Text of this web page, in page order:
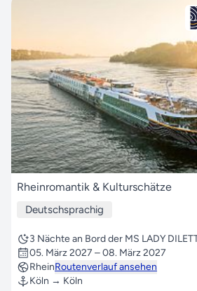
Rheinromantik & Kulturschätze
Deutschsprachig
3 Nächte an Bord der MS LADY
05. März 2027 – 08. März 2027
RheinRoutenverlauf ansehen
Köln → Köln